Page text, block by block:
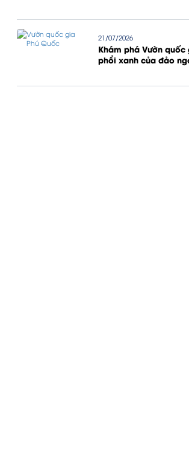
21/07/2026
Khám phá Vườn quốc
phổi xanh của đảo